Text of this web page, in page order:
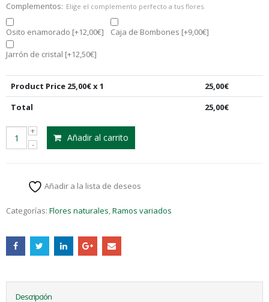
Complementos: Elige el complemento perfecto a tus flores.
Osito enamorado [+12,00€] Caja de Bombones [+9,00€]
Jarrón de cristal [+12,50€]
Product Price 25,00€ x 1 25,00€
Total
25,00€
Añadir al carrito
Añadir a la lista de deseos
Categorías: Flores naturales,Ramos variados
Descripción